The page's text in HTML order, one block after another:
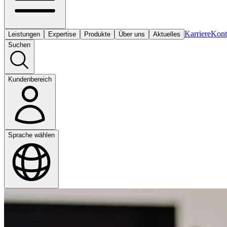
Leistungen Expertise Produkte Über uns Aktuelles Karriere
Suchen
Kundenbereich
Sprache wählen